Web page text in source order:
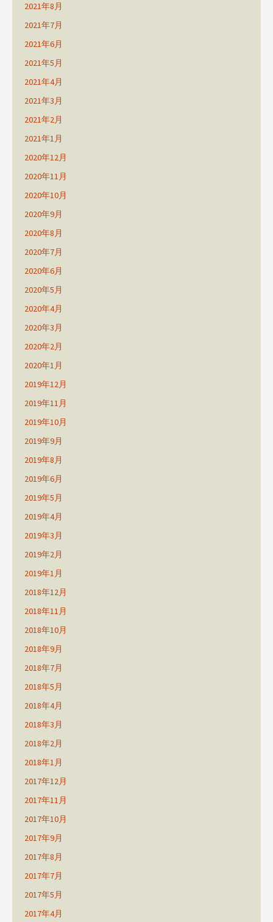
2021年8月
2021年7月
2021年6月
2021年5月
2021年4月
2021年3月
2021年2月
2021年1月
2020年12月
2020年11月
2020年10月
2020年9月
2020年8月
2020年7月
2020年6月
2020年5月
2020年4月
2020年3月
2020年2月
2020年1月
2019年12月
2019年11月
2019年10月
2019年9月
2019年8月
2019年6月
2019年5月
2019年4月
2019年3月
2019年2月
2019年1月
2018年12月
2018年11月
2018年10月
2018年9月
2018年7月
2018年5月
2018年4月
2018年3月
2018年2月
2018年1月
2017年12月
2017年11月
2017年10月
2017年9月
2017年8月
2017年7月
2017年5月
2017年4月